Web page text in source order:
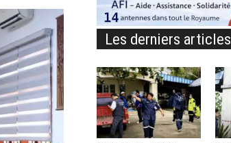
Les derniers articles